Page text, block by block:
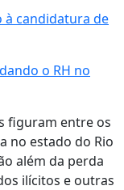
à candidatura de
o RH no
figuram entre os
no estado do Rio
além da perda
ilícitos e outras